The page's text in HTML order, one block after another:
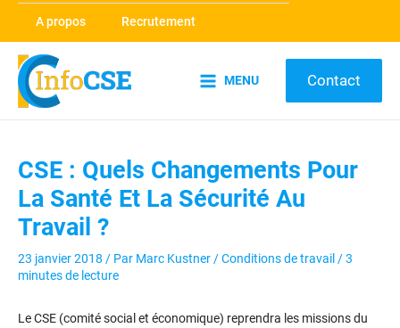
Aller
contenu
A propos Recrutement
MENU Contact
CSE : Quels Changements Pour
La Santé Et La Sécurité Au
Travail ?
23 janvier 2018 / Par Marc Kustner/Conditions de travail /3
minutes de lecture
Le CSE (comité social et économique) reprendra les missions du